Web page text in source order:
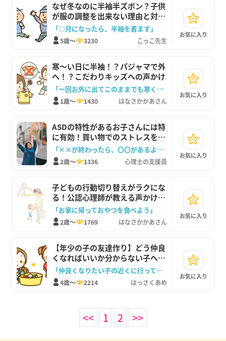
なぜ冬なのに半袖半ズボン？子供
が服の調整を出来ない理由と対処
法
「○月になったら、半袖を着ます」
5歳～ 3230 こっこ先生
お気に入り
寒～い日に半袖！？パジャマで外
へ！？こだわりキッズへの声かけ
「一回お外に出てこのままでも寒くないか確かめてこようか」
1歳～ 1430 はなさかかあさん
お気に入り
ASDの特性があるお子さんには特
に有効！買い物でのストレスを減
らすためには？
「××が終わったら、〇〇があるよ。頑張ろうね。」
2歳～ 1336 心理士の支援員
お気に入り
子どもの行動切り替えがラクにな
る！公認心理師が教える声かけレ
シピ
「お家に帰っておやつを食べよう」
2歳～ 1769 はなさかかあさん
お気に入り
【年少の子の友達作り】どう仲良
くなればいいか分からない子への
親からのサポート方法
「仲良くなりたい子の近くに行って『ぼくも、そのあそびしてもいい？』っていうんだよ」
4歳～ 2214 はっさくあめ
お気に入り
<< 1 2 >>